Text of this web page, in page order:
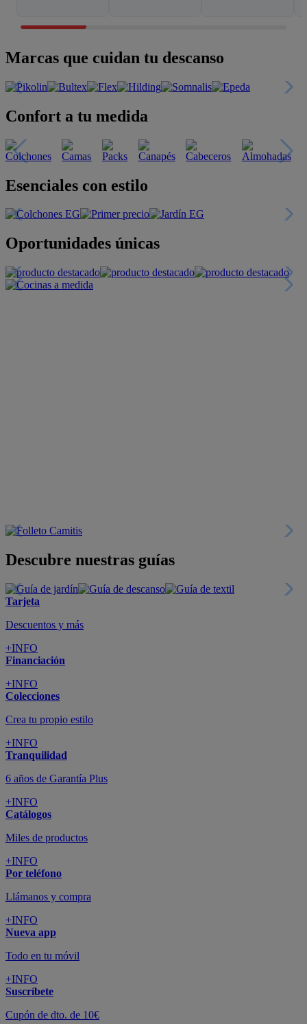
Marcas que cuidan tu descanso
Confort a tu medida
Esenciales con estilo
Oportunidades únicas
Descubre nuestras guías
Tarjeta
Descuentos y más
+INFO
Financiación
+INFO
Colecciones
Crea tu propio estilo
+INFO
Tranquilidad
6 años de Garantía Plus
+INFO
Catálogos
Miles de productos
+INFO
Por teléfono
Llámanos y compra
+INFO
Nueva app
Todo en tu móvil
+INFO
Suscríbete
Cupón de dto. de 10€